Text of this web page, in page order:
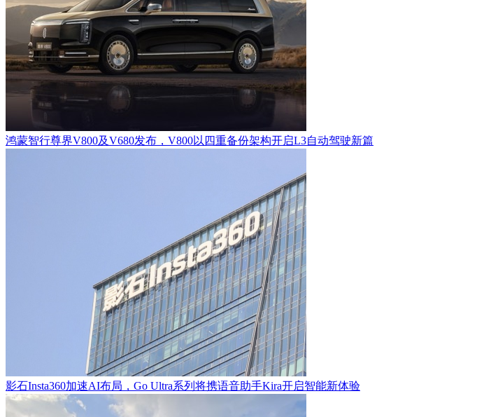
鸿蒙智行尊界V800及V680发布，V800以四重备份架构开启L3自动驾驶新篇
影石Insta360加速AI布局，Go Ultra系列将携语音助手Kira开启智能新体验